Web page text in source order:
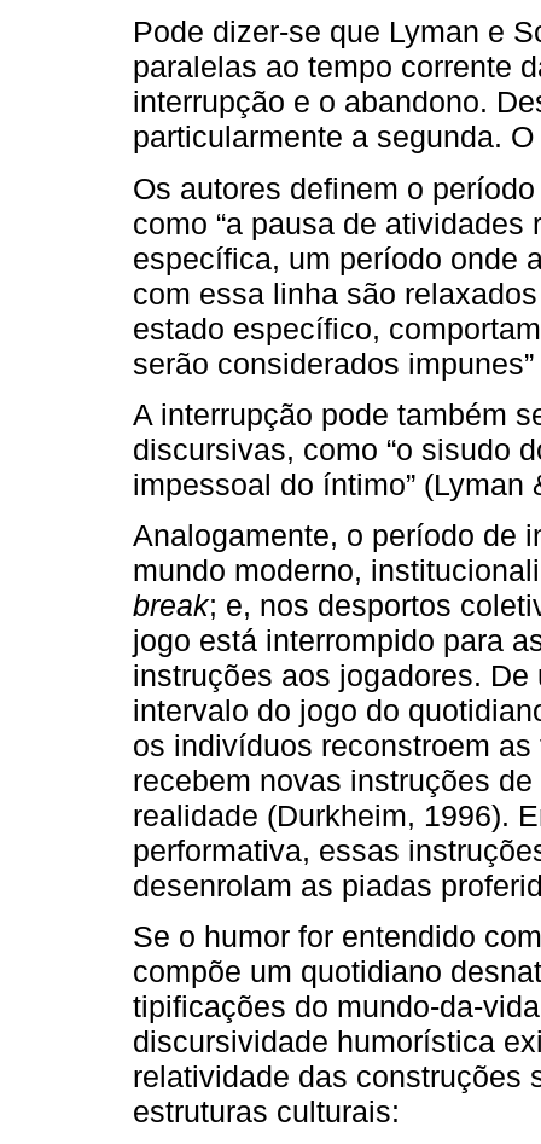
Pode dizer-se que Lyman e
paralelas ao tempo corrente
interrupção e o abandono.
particularmente a segunda.
Os autores definem o
como “a pausa de
específica, um período onde
com essa linha são
estado específico,
serão considerados
A interrupção pode também
discursivas, como “o sisudo
impessoal do íntimo” (Lyman
Analogamente, o período de
mundo moderno,
break; e, nos desportos
jogo está interrompido para
instruções aos jogadores.
intervalo do jogo do
os indivíduos reconstroem
recebem novas instruções
realidade (Durkheim, 1996).
performativa, essas
desenrolam as piadas
Se o humor for entendido
compõe um quotidiano
tipificações do mundo-da-
discursividade humorística
relatividade das construções
estruturas culturais: